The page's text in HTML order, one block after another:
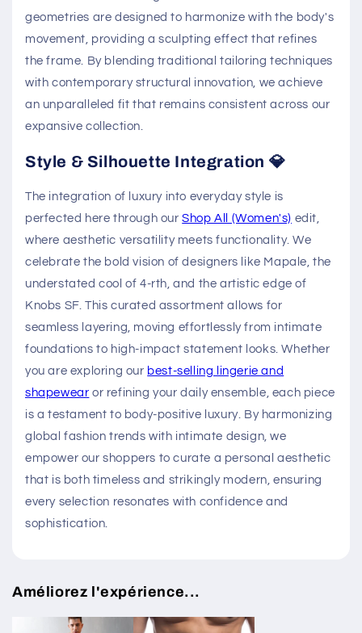
geometries are designed to harmonize with the body's
movement, providing a sculpting effect that refines
the frame. By blending traditional tailoring techniques
with contemporary structural innovation, we achieve
an unparalleled fit that remains consistent across our
expansive collection.
Style & Silhouette Integration 💎
The integration of luxury into everyday style is
perfected here through ourShop All (Women's) edit,
where aesthetic versatility meets functionality. We
celebrate the bold vision of designers like Mapale, the
understated cool of 4-rth, and the artistic edge of
Knobs SF. This curated assortment allows for
seamless layering, moving effortlessly from intimate
foundations to high-impact statement looks. Whether
you are exploring our best-selling lingerie and
shapewear or refining your daily ensemble, each piece
is a testament to body-positive luxury. By harmonizing
global fashion trends with intimate design, we
empower our shoppers to curate a personal aesthetic
that is both timeless and strikingly modern, ensuring
every selection resonates with confidence and
sophistication.
Améliorez l'expérience...